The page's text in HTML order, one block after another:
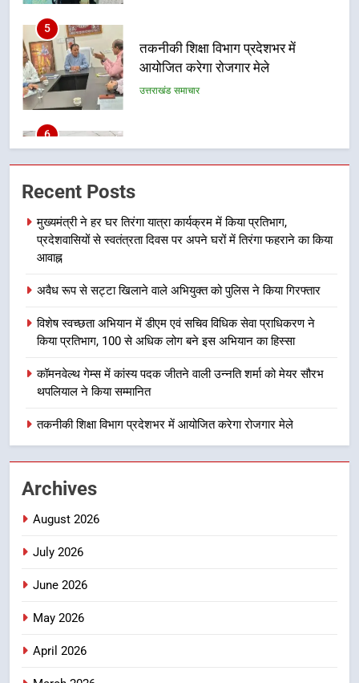
6
BLO और फील्ड स्टॉफ को प्रोत्साहित करें
जिलाधिकारी – सीईओ
7
उत्तराखंड समाचार
8
के लिए खुद मैदान में उतरे एसएसपी दून
उत्तराखंड समाचार
मुख्यमंत्री ने हर घर तिरंगा यात्रा
से स्वतंत्रता दिवस पर अपने घरों में तिरंगा
उत्तराखंड समाचार
4
Recent Posts
मुख्यमंत्री ने हर घर तिरंगा यात्रा कार्यक्रम में किया प्रतिभाग,
प्रदेशवासियों से स्वतंत्रता दिवस पर अपने घरों में तिरंगा फहराने का किया
आवाह्न
अवैध रूप से सट्टा खिलाने वाले अभियुक्त को पुलिस ने किया गिरफ्तार
विशेष स्वच्छता अभियान में डीएम एवं सचिव विधिक सेवा प्राधिकरण ने
किया प्रतिभाग, 100 से अधिक लोग बने इस अभियान का हिस्सा
कॉमनवेल्थ गेम्स में कांस्य पदक जीतने वाली उन्नति शर्मा को मेयर सौरभ
थपलियाल ने किया सम्मानित
तकनीकी शिक्षा विभाग प्रदेशभर में आयोजित करेगा रोजगार मेले
Archives
August 2026
July 2026
June 2026
May 2026
April 2026